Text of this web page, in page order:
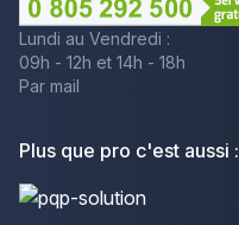
Lundi au Vendredi :
09h - 12h et 14h - 18h
Par mail
Plus que pro c'est aussi :